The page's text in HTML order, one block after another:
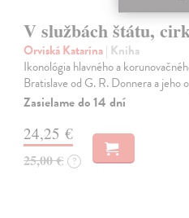
V službách štátu,
Orviská Katarína| Kniha
Ikonológia hlavného a
Bratislave od G. R. Donnera a jeho
Zasielame do 14 dní
24,25 €
25,00 € ?